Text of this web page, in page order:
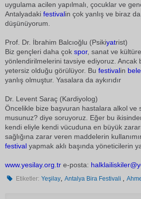
uygulama acilen yapılmalı, çocuklar ve
Antalyadaki festivalin çok yanlış ve biraz
düşünüyorum.
Prof. Dr. İbrahim Balcıoğlu (Psikiyatrist)
Biz gençleri daha çok spor, sanat ve
yönlendirilmelerini tavsiye ediyoruz. Ancak
yetersiz olduğu görülüyor. Bu festivalin
yanlış olmuştur. Yasalara da aykırıdır
Dr. Levent Saraç (Kardiyolog)
Öncelikle bize başvuran hastalara alkol ve
musunuz? diye soruyoruz. Eğer bu
kendi eliyle kendi vücuduna en büyük
sağlığına zarar veren maddelerin
festival yapmak aklı başında yöneticilerin
www.yesilay.org.tr e-posta:
Etiketler: Yeşilay,Antalya Bira Festivali ,